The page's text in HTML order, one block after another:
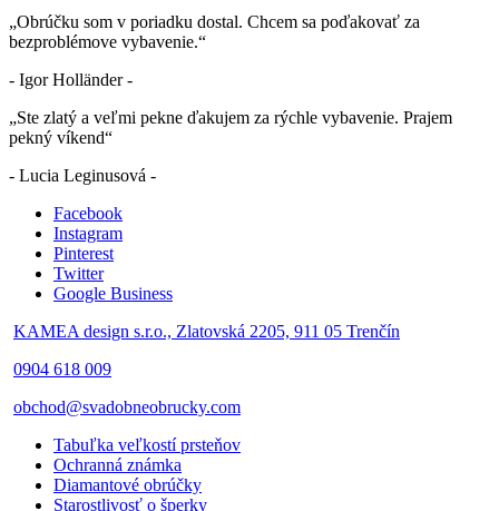
„Obrúčku som v poriadku dostal. Chcem sa poďakovať za
bezproblémove vybavenie.“
- Igor Holländer -
„Ste zlatý a veľmi pekne ďakujem za rýchle vybavenie. Prajem
pekný víkend“
- Lucia Leginusová -
Facebook
Instagram
Pinterest
Twitter
Google Business
KAMEA design s.r.o., Zlatovská 2205, 911 05 Trenčín
0904 618 009
obchod@svadobneobrucky.com
Tabuľka veľkostí prsteňov
Ochranná známka
Diamantové obrúčky
Starostlivosť o šperky